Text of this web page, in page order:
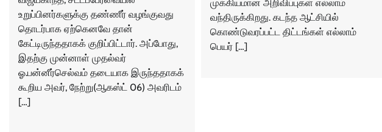
உறுப்பினர்களுக்கு தண்ணீர் வழங்குவது
தொடர்பாக ஏற்கெனவே தான்
கேட்டிருந்ததாகக் குறிப்பிட்டார். அப்போது,
இதற்கு முன்னாள் முதல்வர்
ஓ.பன்னீர்செல்வம் தடையாக இருந்ததாகக்
கூறிய அவர், நேற்று(ஆகஸ்ட் 06) அவரிடம்
[…]
முக்கியமான அறிவிப்புகள் எல்லாம்
வந்திருக்கிறது. கடந்த ஆட்சியில்
கொண்டுவரப்பட்ட திட்டங்கள் எல்லாம்
பெயர் […]